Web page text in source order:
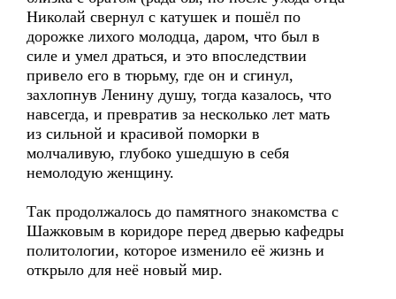
Николай свернул с катушек и пошёл по
дорожке лихого молодца, даром, что был в
силе и умел драться, и это впоследствии
привело его в тюрьму, где он и сгинул,
захлопнув Ленину душу, тогда казалось, что
навсегда, и превратив за несколько лет мать
из сильной и красивой поморки в
молчаливую, глубоко ушедшую в себя
немолодую женщину.
Так продолжалось до памятного знакомства с
Шажковым в коридоре перед дверью кафедры
политологии, которое изменило её жизнь и
открыло для неё новый мир.